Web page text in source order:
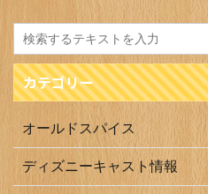
カテゴリー
オールドスパイス
ディズニーキャスト情報